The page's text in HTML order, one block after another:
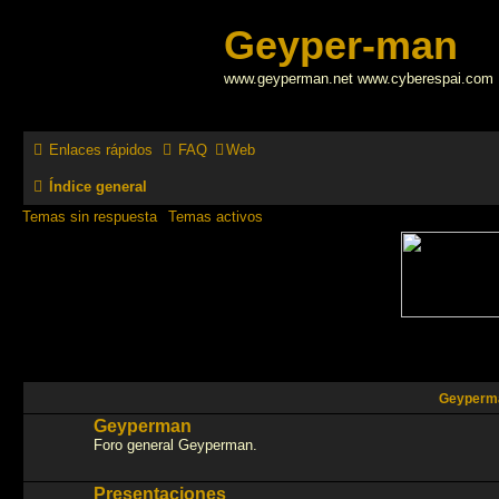
Geyper-man
www.geyperman.net www.cyberespai.com
Enlaces rápidos FAQ Web
Índice general
Temas sin respuesta
Temas activos
Geyperman
Foro general Geyperman.
Presentaciones